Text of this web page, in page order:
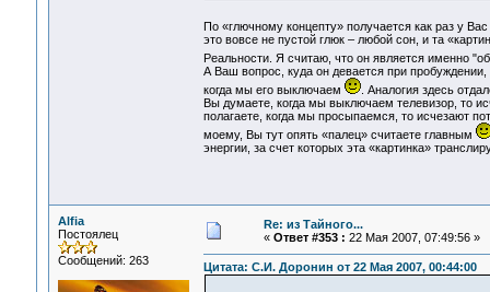
По «глючному концепту» получается как раз у
это вовсе не пустой глюк – любой сон, и та
Реальности. Я считаю, что он является именно
А Ваш вопрос, куда он девается при
когда мы его выключаем
. Аналогия здесь
Вы думаете, когда мы выключаем телевизор, то
полагаете, когда мы просыпаемся, то исчезают
моему, Вы тут опять «палец» считаете главным
энергии, за счет которых эта «картинка»
Alfia
Постоялец
Сообщений: 263
Re: из Тайного...
« Ответ #353 : 22 Мая 2007, 07:49:56 »
Цитата: С.И. Доронин от 22 Мая 2007, 00:44:00